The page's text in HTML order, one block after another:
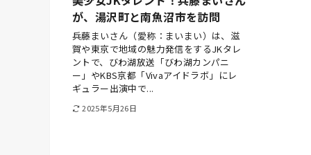
が、湯沢町と南魚沼市を訪問
兵藤まいさん（愛称：まいまい）は、滋
賀や東京で地域の魅力発信をするJKタレ
ントで、びわ湖放送「びわ湖カンパニ
ー」やKBS京都「Vivaアイドラボ」にレ
ギュラー出演中で...
2025年5月26日